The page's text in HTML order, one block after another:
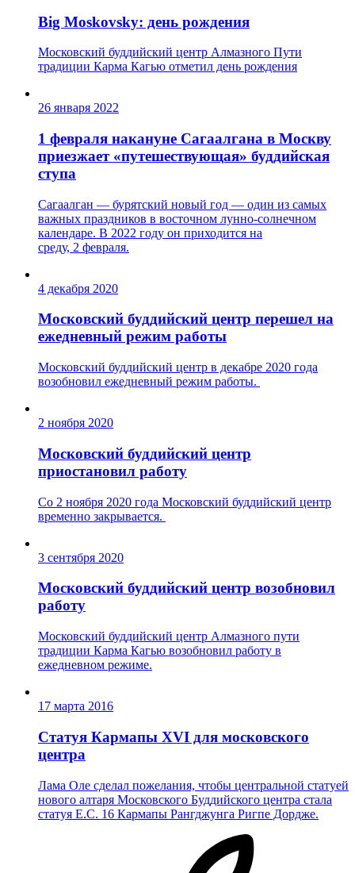
Big Moskovsky: день рождения
Московский буддийский центр Алмазного Пути
традиции Карма Кагью отметил день рождения
26 января 2022
1 февраля накануне Сагаалгана в Москву
приезжает «путешествующая» буддийская
ступа
Сагаалган — бурятский новый год — один из самых
важных праздников в восточном лунно-солнечном
календаре. В 2022 году он приходится на
среду, 2 февраля.
4 декабря 2020
Московский буддийский центр перешел на
ежедневный режим работы
Московский буддийский центр в декабре 2020 года
возобновил ежедневный режим работы.
2 ноября 2020
Московский буддийский центр
приостановил работу
Со 2 ноября 2020 года Московский буддийский центр
временно закрывается.
3 сентября 2020
Московский буддийский центр возобновил
работу
Московский буддийский центр Алмазного пути
традиции Карма Кагью возобновил работу в
ежедневном режиме.
17 марта 2016
Статуя Кармапы XVI для московского
центра
Лама Оле сделал пожелания, чтобы центральной статуей
нового алтаря Московского Буддийского центра стала
статуя Е.С. 16 Кармапы Рангджунга Ригпе Дордже.